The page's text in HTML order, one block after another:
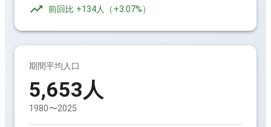
前回比 +134人 （ +3.07%）
期間平均人口
5,653人
1980〜2025